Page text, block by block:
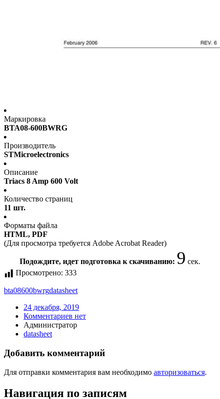
Маркировка
BTA08-600BWRG
Производитель
STMicroelectronics
Описание
Triacs 8 Amp 600 Volt
Количество страниц
11 шт.
Форматы файла
HTML, PDF
(Для просмотра требуется Adobe Acrobat Reader)
Подождите, идет подготовка к скачиванию: 9 сек.
Просмотрено: 333
bta08600bwrgdatasheet
24 декабря, 2019
Комментариев нет
Администратор
datasheet
Добавить комментарий
Для отправки комментария вам необходимо авторизоваться.
Навигация по записям